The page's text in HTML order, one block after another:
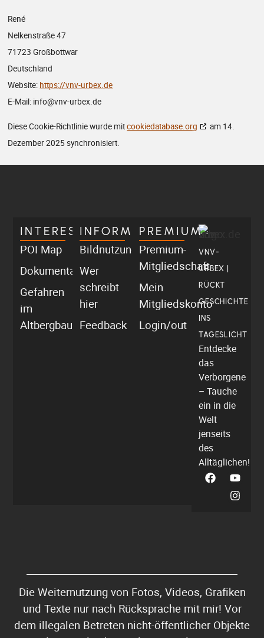
René
Nelkenstraße 47
71723 Großbottwar
Deutschland
Website: https://vnv-urbex.de
E-Mail: info@vnv-urbex.de
Diese Cookie-Richtlinie wurde mitcookiedatabase.org
am 14.
Dezember 2025 synchronisiert.
VNV-
URBEX |
RÜCKT
GESCHICHTE
INS
TAGESLICHT
Entdecke
das
Verborgene
– Tauche
ein in die
Welt
jenseits
des
Alltäglichen!
INTERESSANT
POI Map
Dokumentationen
Gefahren
im
Altbergbau
INFORMATIV
Bildnutzung
Wer
schreibt
hier
Feedback
PREMIUM
Premium-
Mitgliedschaft
Mein
Mitgliedskonto
Login/out
Die Weiternutzung von Fotos, Videos, Grafiken
und Texte nur nach Rücksprache mit mir! Vor
dem illegalen Betreten nicht-öffentlicher Objekte